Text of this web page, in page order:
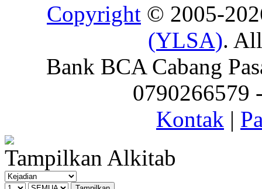
Copyright © 2005-
(YLSA).
Bank BCA Cabang
0790266579
Kontak |
Tampilkan Alkitab